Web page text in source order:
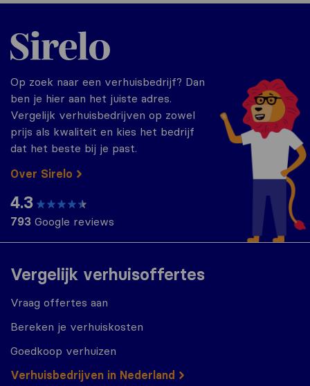
Vergelijk verhuisoffertes
Vraag offertes aan
Bereken je verhuiskosten
Goedkoop verhuizen
Verhuisbedrijven in Nederland
Sirelo.nl
Op zoek naar een verhuisbedrijf? Dan
ben je hier aan het juiste adres.
Vergelijk verhuisbedrijven op zowel
prijs als kwaliteit en kies het bedrijf
dat het beste bij je past.
Over Sirelo
4.3
793 Google reviews